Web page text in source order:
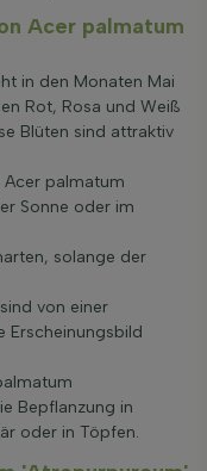
Acer palmatum
in den Monaten Mai
Rot, Rosa und Weiß
Blüten sind attraktiv
palmatum
Sonne oder im
solange der
von einer
Erscheinungsbild
Bepflanzung in
oder in Töpfen.